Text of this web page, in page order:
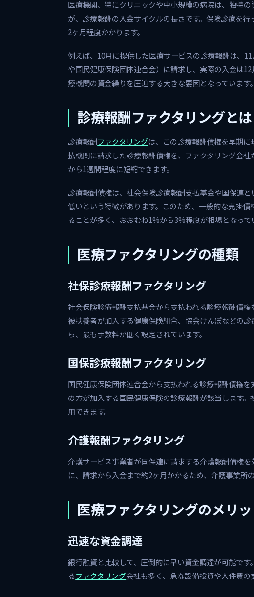
医療機関、特にクリニックや中小規模の病院は、独特
が、診療報酬の入金サイクルの長さです。保険診療を
2ヶ月程度かかります。
例えば、10月に提供した医療サービスの診療報酬は、
や国民健康保険団体連合会）に請求し、実際の入金は
療機関の資金繰りを圧迫する大きな要因となっています。
診療報酬ファクタリングとは
診療報酬ファクタリングは、この診療報酬債権を早期
払機関に請求した診療報酬債権を、ファクタリング会
から1週間程度に短縮できます。
診療報酬債権は、社会保険診療報酬支払基金や国保連
低いという特徴があります。このため、一般的な売掛債
ることが多く、おおむね1%から3%程度が相場となって
医療ファクタリングの種類
社保診療報酬ファクタリング
社会保険診療報酬支払基金から支払われる診療報酬債権
被扶養者が加入する健康保険組合、協会けんぽなどの
ら、最も手数料が低く設定されています。
国保診療報酬ファクタリング
国民健康保険団体連合会から支払われる診療報酬債権を
の方が加入する国民健康保険の診療報酬が該当します
用できます。
介護報酬ファクタリング
介護サービス事業者が国保連に請求する介護報酬債権を
に、請求から入金まで約2ヶ月かかるため、介護事業所
医療ファクタリングのメリ
迅速な資金調達
銀行融資と比較して、圧倒的に早い資金調達が可能で
るファクタリング会社も多く、急な設備投資や人件費の